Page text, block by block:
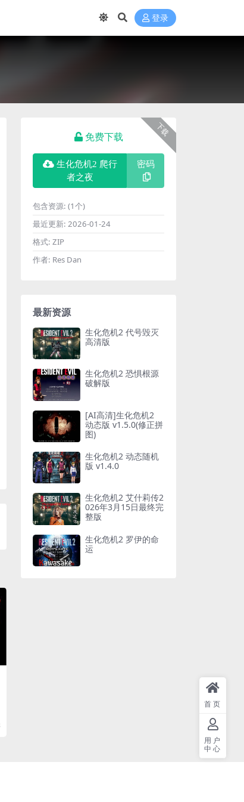
登录
下载
免费下载
生化危机2 爬行
者之夜
密码
包含资源: (1个)
最近更新: 2026-01-24
格式: ZIP
作者: Res Dan
最新资源
生化危机2 代号毁灭
高清版
生化危机2 恐惧根源
破解版
[AI高清]生化危机2
动态版 v1.5.0(修正拼
图)
生化危机2 动态随机
版 v1.4.0
生化危机2 艾什莉传2
026年3月15日最终完
整版
生化危机2 罗伊的命
运
首页
用户
中心